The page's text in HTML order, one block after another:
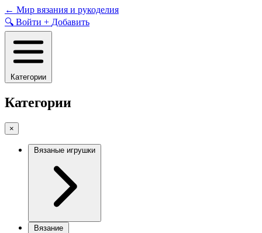
Skip
to
content
← Мир вязания и рукоделия
🔍 Войти + Добавить
Категории
Категории
×
Вязаные игрушки
Вязание